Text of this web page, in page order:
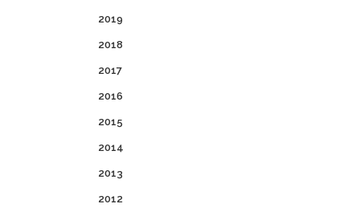
2019
2018
2017
2016
2015
2014
2013
2012